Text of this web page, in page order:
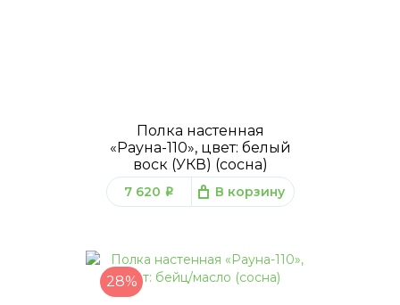
Полка настенная
«Рауна-110», цвет: белый
воск (УКВ) (сосна)
7 620 q В корзину
28%